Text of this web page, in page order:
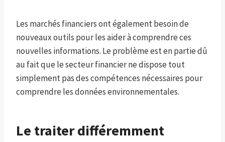
Les marchés financiers ont également besoin de
nouveaux outils pour les aider à comprendre ces
nouvelles informations. Le problème est en partie dû
au fait que le secteur financier ne dispose tout
simplement pas des compétences nécessaires pour
comprendre les données environnementales.
Le traiter différemment